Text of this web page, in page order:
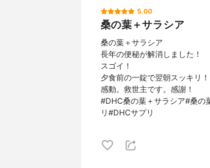
5.00
桑の葉＋サラシア
桑の葉＋サラシア
長年の便秘が解消しました！
スゴイ！
夕食前の一錠で翌朝スッキリ！
感動。救世主です。感謝！
#DHC桑の葉＋サラシア#桑
リ#DHCサプリ